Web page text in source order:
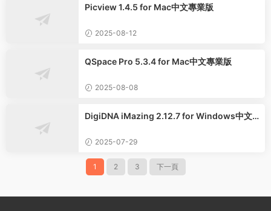
Picview 1.4.5 for Mac中文專業版
2025-08-12
QSpace Pro 5.3.4 for Mac中文專業版
2025-08-08
DigiDNA iMazing 2.12.7 for Windows中文
2025-07-29
1 2 3 下一頁